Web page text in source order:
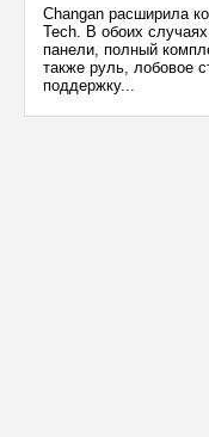
Changan расширила
Tech. В обоих
панели, полный
также руль, лобовое
поддержку...